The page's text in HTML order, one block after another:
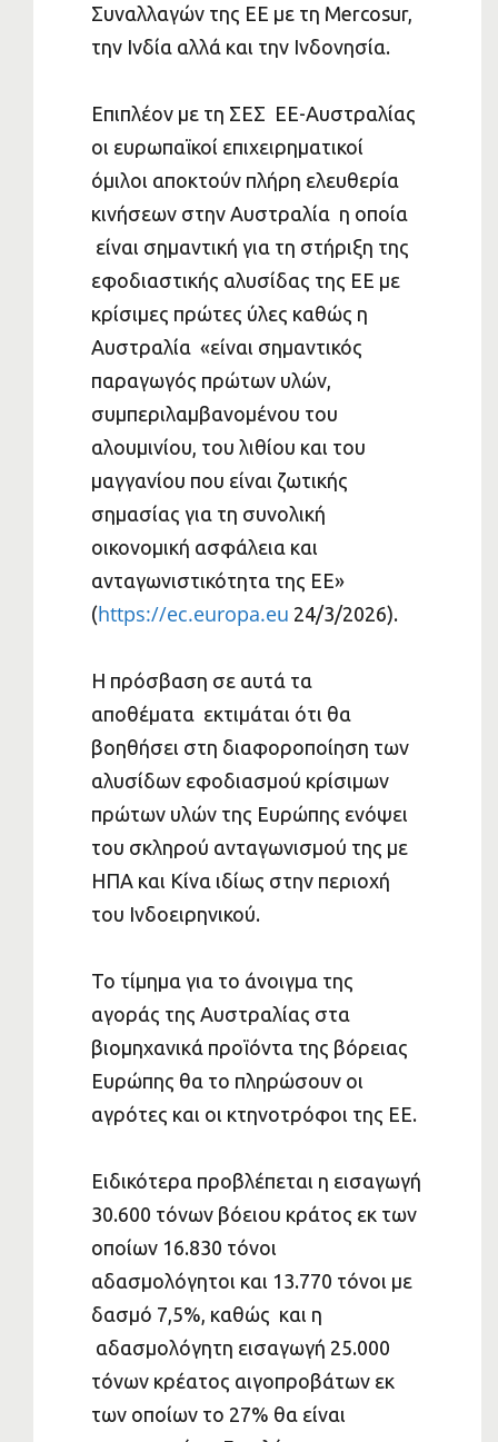
Συναλλαγών της ΕΕ με τη Mercosur,
την Ινδία αλλά και την Ινδονησία.
Επιπλέον με τη ΣΕΣ ΕΕ-Αυστραλίας
οι ευρωπαϊκοί επιχειρηματικοί
όμιλοι αποκτούν πλήρη ελευθερία
κινήσεων στην Αυστραλία η οποία
είναι σημαντική για τη στήριξη της
εφοδιαστικής αλυσίδας της ΕΕ με
κρίσιμες πρώτες ύλες καθώς η
Αυστραλία «είναι σημαντικός
παραγωγός πρώτων υλών,
συμπεριλαμβανομένου του
αλουμινίου, του λιθίου και του
μαγγανίου που είναι ζωτικής
σημασίας για τη συνολική
οικονομική ασφάλεια και
ανταγωνιστικότητα της ΕΕ»
(https://ec.europa.eu 24/3/2026).
Η πρόσβαση σε αυτά τα
αποθέματα εκτιμάται ότι θα
βοηθήσει στη διαφοροποίηση των
αλυσίδων εφοδιασμού κρίσιμων
πρώτων υλών της Ευρώπης ενόψει
του σκληρού ανταγωνισμού της με
ΗΠΑ και Κίνα ιδίως στην περιοχή
του Ινδοειρηνικού.
Το τίμημα για το άνοιγμα της
αγοράς της Αυστραλίας στα
βιομηχανικά προϊόντα της βόρειας
Ευρώπης θα το πληρώσουν οι
αγρότες και οι κτηνοτρόφοι της ΕΕ.
Ειδικότερα προβλέπεται η εισαγωγή
30.600 τόνων βόειου κράτος εκ των
οποίων 16.830 τόνοι
αδασμολόγητοι και 13.770 τόνοι με
δασμό 7,5%, καθώς και η
αδασμολόγητη εισαγωγή 25.000
τόνων κρέατος αιγοπροβάτων εκ
των οποίων το 27% θα είναι